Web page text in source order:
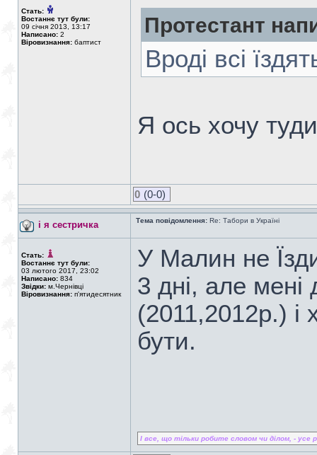
Стать:
Востаннє тут були:
09 січня 2013, 13:17
Написано: 2
Віровизнання: баптист
Протестант
Вроді всі
Я ось хочу
0 (0-0)
і я сестричка Тема повідомлення: Re: Табори в Україні
Стать:
Востаннє тут були:
03 лютого 2017, 23:02
Написано: 834
Звідки: м.Чернівці
Віровизнання: п'ятидесятник
У Малин не
3 дні, але
(2011,2012р.) і
бути.
І все, що тільки робите словом чи ділом, - усе